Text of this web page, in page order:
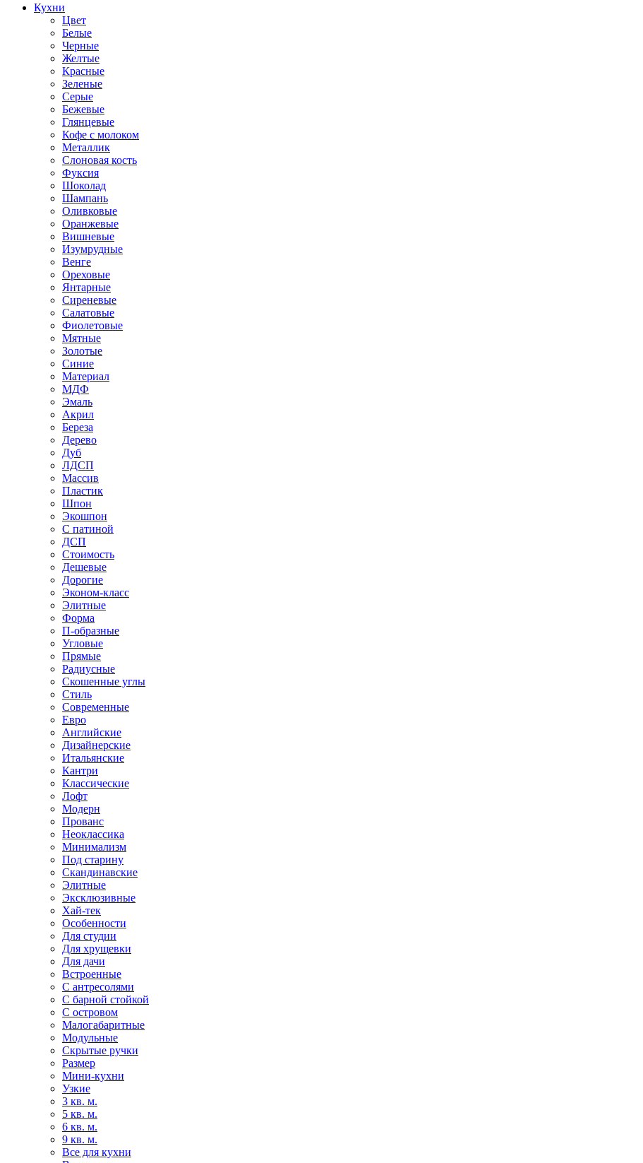
Кухни
Цвет
Белые
Черные
Желтые
Красные
Зеленые
Серые
Бежевые
Глянцевые
Кофе с молоком
Металлик
Слоновая кость
Фуксия
Шоколад
Шампань
Оливковые
Оранжевые
Вишневые
Изумрудные
Венге
Ореховые
Янтарные
Сиреневые
Салатовые
Фиолетовые
Мятные
Золотые
Синие
Материал
МДФ
Эмаль
Акрил
Береза
Дерево
Дуб
ЛДСП
Массив
Пластик
Шпон
Экошпон
С патиной
ДСП
Стоимость
Дешевые
Дорогие
Эконом-класс
Элитные
Форма
П-образные
Угловые
Прямые
Радиусные
Скошенные углы
Стиль
Современные
Евро
Английские
Дизайнерские
Итальянские
Кантри
Классические
Лофт
Модерн
Прованс
Неоклассика
Минимализм
Под старину
Скандинавские
Элитные
Эксклюзивные
Хай-тек
Особенности
Для студии
Для хрущевки
Для дачи
Встроенные
С антресолями
С барной стойкой
С островом
Малогабаритные
Модульные
Скрытые ручки
Размер
Мини-кухни
Узкие
3 кв. м.
5 кв. м.
6 кв. м.
9 кв. м.
Все для кухни